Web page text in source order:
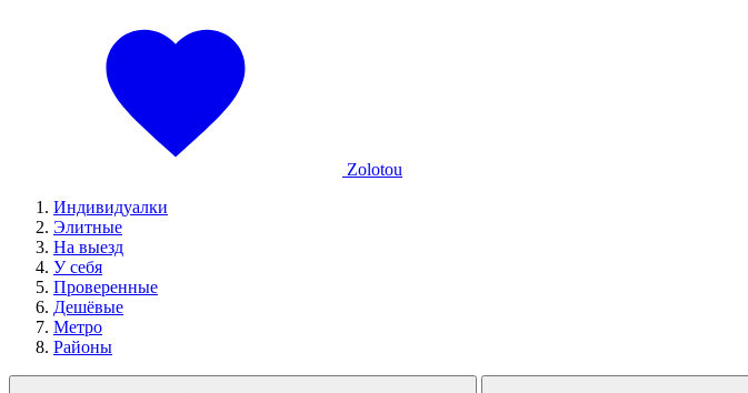
Zolotou
Индивидуалки
Элитные
На выезд
У себя
Проверенные
Дешёвые
Метро
Районы